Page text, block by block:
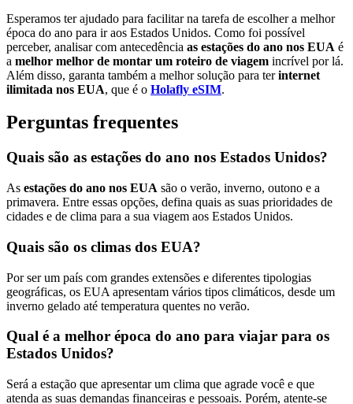
Esperamos ter ajudado para facilitar na tarefa de escolher a melhor
época do ano para ir aos Estados Unidos. Como foi possível
perceber, analisar com antecedência as estações do ano nos EUA é
a melhor melhor de montar um roteiro de viagem incrível por lá.
Além disso, garanta também a melhor solução para terinternet
ilimitada nos EUA, que é o Holafly eSIM.
Perguntas frequentes
Quais são as estações do ano nos Estados Unidos?
As estações do ano nos EUA são o verão, inverno, outono e a
primavera. Entre essas opções, defina quais as suas prioridades de
cidades e de clima para a sua viagem aos Estados Unidos.
Quais são os climas dos EUA?
Por ser um país com grandes extensões e diferentes tipologias
geográficas, os EUA apresentam vários tipos climáticos, desde um
inverno gelado até temperatura quentes no verão.
Qual é a melhor época do ano para viajar para os
Estados Unidos?
Será a estação que apresentar um clima que agrade você e que
atenda as suas demandas financeiras e pessoais. Porém, atente-se